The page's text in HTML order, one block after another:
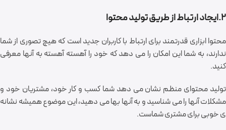
2.ایجاد ارتباط از طریق تولید محتوا
محتوا ابزاری قدرتمند برای ارتباط با کاربران جدید است که هیچ تصوری از شما
ندارند، به شما این امکان را می دهد که خود را آهسته آهسته به آنها معرفی
کنید.
تولید محتوای منظم نشان می دهد شما کسب و کار خود، مشتریان خود و
مشکلات آنها را می شناسید و به آنها بها می دهید، این موضوع همیشه نشانه
ی خوبی برای مشتری شماست.